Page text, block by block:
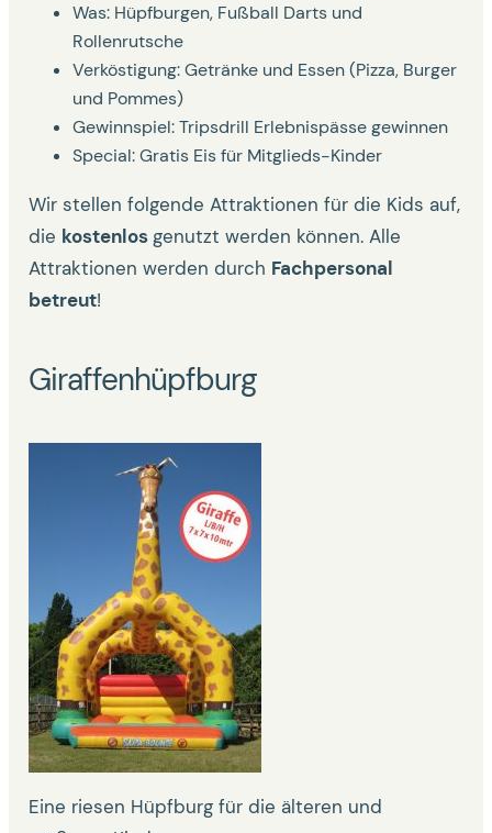
Was: Hüpfburgen, Fußball Darts und
Rollenrutsche
Verköstigung: Getränke und Essen (Pizza, Burger
und Pommes)
Gewinnspiel: Tripsdrill Erlebnispässe gewinnen
Special: Gratis Eis für Mitglieds-Kinder
Wir stellen folgende Attraktionen für die Kids auf,
die kostenlosgenutzt werden können. Alle
Attraktionen werden durch Fachpersonal
betreut!
Giraffenhüpfburg
Eine riesen Hüpfburg für die älteren und